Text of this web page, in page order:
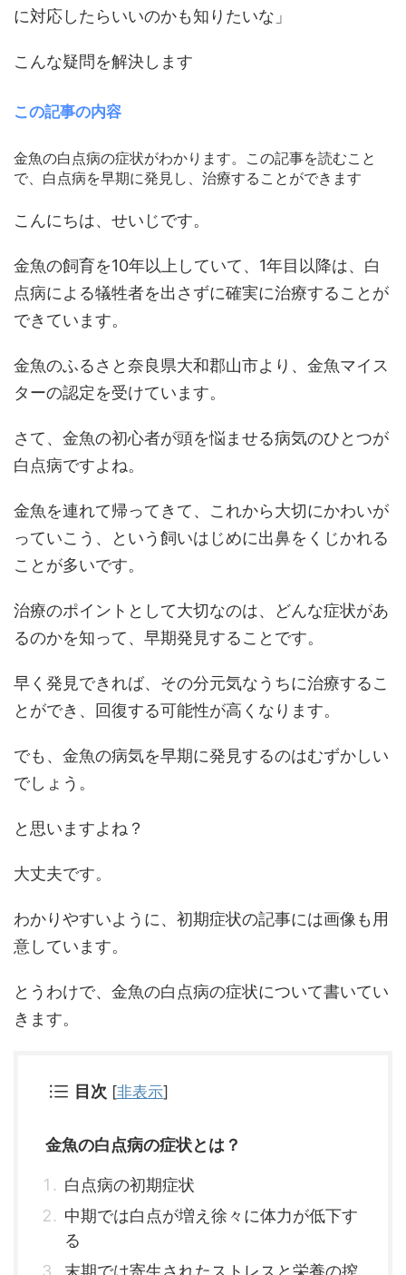
に対応したらいいのかも知りたいな」
こんな疑問を解決します
この記事の内容
金魚の白点病の症状がわかります。この記事を読むこと
で、白点病を早期に発見し、治療することができます
こんにちは、せいじです。
金魚の飼育を10年以上していて、1年目以降は、白
点病による犠牲者を出さずに確実に治療することが
できています。
金魚のふるさと奈良県大和郡山市より、金魚マイス
ターの認定を受けています。
さて、金魚の初心者が頭を悩ませる病気のひとつが
白点病ですよね。
金魚を連れて帰ってきて、これから大切にかわいが
っていこう、という飼いはじめに出鼻をくじかれる
ことが多いです。
治療のポイントとして大切なのは、どんな症状があ
るのかを知って、早期発見することです。
早く発見できれば、その分元気なうちに治療するこ
とができ、回復する可能性が高くなります。
でも、金魚の病気を早期に発見するのはむずかしい
でしょう。
と思いますよね？
大丈夫です。
わかりやすいように、初期症状の記事には画像も用
意しています。
とうわけで、金魚の白点病の症状について書いてい
きます。
目次 [非表示]
金魚の白点病の症状とは？
白点病の初期症状
中期では白点が増え徐々に体力が低下す
る